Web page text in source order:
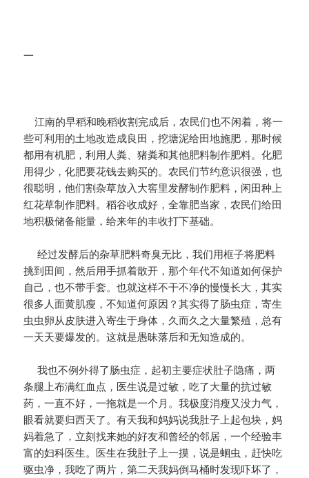
一
江南的早稻和晚稻收割完成后，农民们也不闲着，将一
些可利用的土地改造成良田，挖塘泥给田地施肥，那时候
都用有机肥，利用人粪、猪粪和其他肥料制作肥料。化肥
用得少，化肥要花钱去购买的。农民们节约意识很强，也
很聪明，他们割杂草放入大窖里发酵制作肥料，闲田种上
红花草制作肥料。稻谷收成好，全靠肥当家，农民们给田
地积极储备能量，给来年的丰收打下基础。
经过发酵后的杂草肥料奇臭无比，我们用框子将肥料
挑到田间，然后用手抓着散开，那个年代不知道如何保护
自己，也不带手套。也就这样不干不净的慢慢长大，其实
很多人面黄肌瘦，不知道何原因？其实得了肠虫症，寄生
虫虫卵从皮肤进入寄生于身体，久而久之大量繁殖，总有
一天天要爆发的。这就是愚昧落后和无知造成的。
我也不例外得了肠虫症，起初主要症状肚子隐痛，两
条腿上布满红血点，医生说是过敏，吃了大量的抗过敏
药，一直不好，一拖就是一个月。我极度消瘦又没力气，
眼看就要归西天了。有天我和妈妈说我肚子上起包块，妈
妈着急了，立刻找来她的好友和曾经的邻居，一个经验丰
富的妇科医生。医生在我肚子上一摸，说是蛔虫，赶快吃
驱虫净，我吃了两片，第二天我妈倒马桶时发现吓坏了，